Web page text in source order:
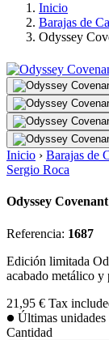
Inicio
Barajas de
Odyssey
Inicio › Barajas de
Sergio Roca
Odyssey
Referencia: 1687
Edición limitada
acabado metálico y
21,95 € Tax
Últimas unidades
Cantidad